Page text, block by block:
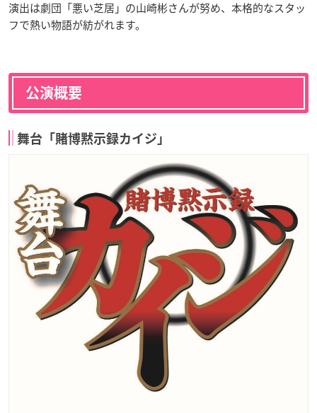
演出は劇団「悪い芝居」の山崎彬さんが努め、本格的なスタッ
フで熱い物語が紡がれます。
公演概要
舞台「賭博黙示録カイジ」